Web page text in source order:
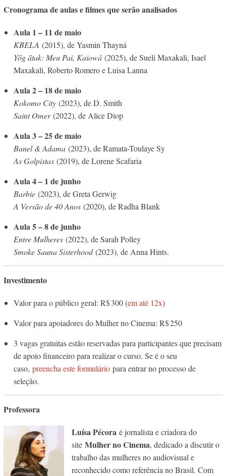
Cronograma de aulas e filmes que serão analisados
Aula 1 – 11 de maio
KBELA (2015), de Yasmin Thayná
Yõg ãtak: Meu Pai, Kaiowá(2025), de Sueli Maxakali, Isael
Maxakali, Roberto Romero e Luisa Lanna
Aula 2 – 18 de maio
Kokomo City(2023), de D. Smith
Saint Omer(2022), de Alice Diop
Aula 3 – 25 de maio
Banel & Adama(2023), de Ramata-Toulaye Sy
As Golpistas(2019), de Lorene Scafaria
Aula 4 – 1 de junho
Barbie(2023), de Greta Gerwig
A Versão de 40 Anos(2020), de Radha Blank
Aula 5 – 8 de junho
Entre Mulheres(2022), de Sarah Polley
Smoke Sauna Sisterhood(2023), de Anna Hints.
Investimento
Valor para o público geral: R$ 300 (em até 12x)
Valor para apoiadores do Mulher no Cinema: R$ 250
3 vagas gratuitas estão reservadas para participantes que precisam
de apoio financeiro para realizar o curso. Se é o seu
caso, preencha este formuláriopara entrar no processo de
seleção.
Professora
Luísa Pécora é jornalista e criadora do
site Mulher no Cinema, dedicado a discutir o
trabalho das mulheres no audiovisual e
reconhecido como referência no Brasil. Com